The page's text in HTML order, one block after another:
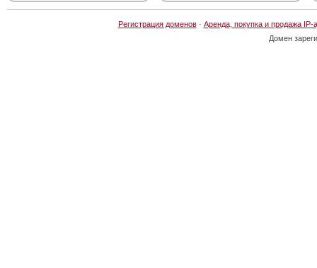
Регистрация доменов· Аренда, покупка и продажа IP-
Домен